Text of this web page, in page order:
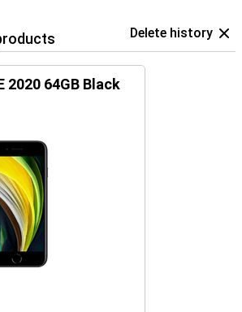
Delete history
2020 64GB Black